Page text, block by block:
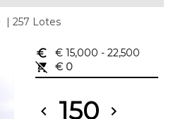
| 257 Lotes
euro_symbol € 15,000 - 22,500
remove_shopping_cart
€ 0
chevron_left 150 chevron_right